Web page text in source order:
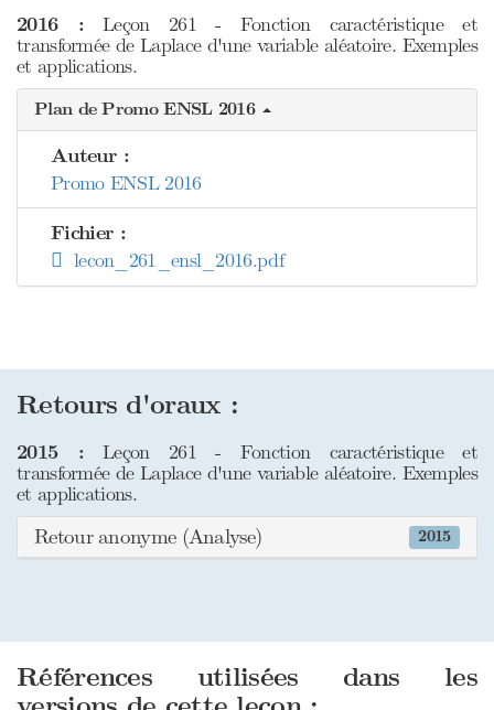
2016 :Leçon 261 - Fonction caractéristique et
transformée de Laplace d'une variable aléatoire. Exemples
et applications.
Plan de Promo ENSL 2016
Auteur :
Promo ENSL 2016
Fichier :
lecon_261_ensl_2016.pdf
Retours d'oraux :
2015 :Leçon 261 - Fonction caractéristique et
transformée de Laplace d'une variable aléatoire. Exemples
et applications.
2015
Retour anonyme (Analyse)
Références utilisées dans les